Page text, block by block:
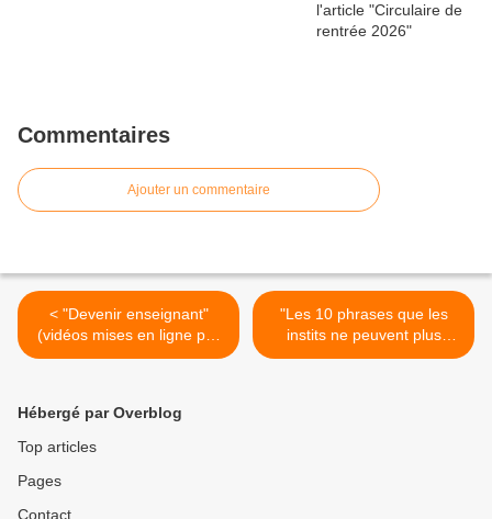
Commentaires
Ajouter un commentaire
< "Devenir enseignant"
(vidéos mises en ligne par
le ministère)
"Les 10 phrases que les
instits ne peuvent plus
entendre" (article du blog
Hébergé par Overblog
Top articles
Pages
Contact